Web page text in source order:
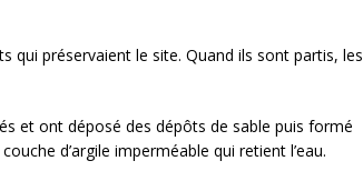
qui préservaient le site. Quand ils sont partis, les
et ont déposé des dépôts de sable puis formé
d’argile imperméable qui retient l’eau.